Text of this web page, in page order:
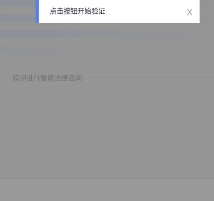
欢迎进行智能法律咨询
点击按钮开始验证 x